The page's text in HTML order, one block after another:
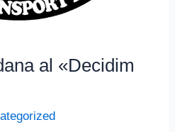
al «Decidim